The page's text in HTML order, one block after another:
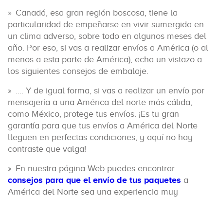
Canadá, esa gran región boscosa, tiene la
particularidad de empeñarse en vivir sumergida en
un clima adverso, sobre todo en algunos meses del
año. Por eso, si vas a realizar envíos a América (o al
menos a esta parte de América), echa un vistazo a
los siguientes consejos de embalaje.
…. Y de igual forma, si vas a realizar un envío por
mensajería a una América del norte más cálida,
como México, protege tus envíos. ¡Es tu gran
garantía para que tus envíos a América del Norte
lleguen en perfectas condiciones, y aquí no hay
contraste que valga!
En nuestra página Web puedes encontrar
consejos para que el envío de tus paquetes a
América del Norte sea una experiencia muy